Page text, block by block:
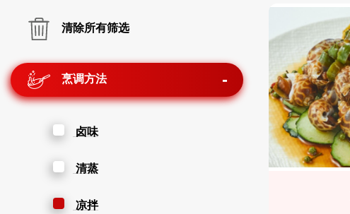
清除所有筛选
烹调方法
卤味
清蒸
凉拌